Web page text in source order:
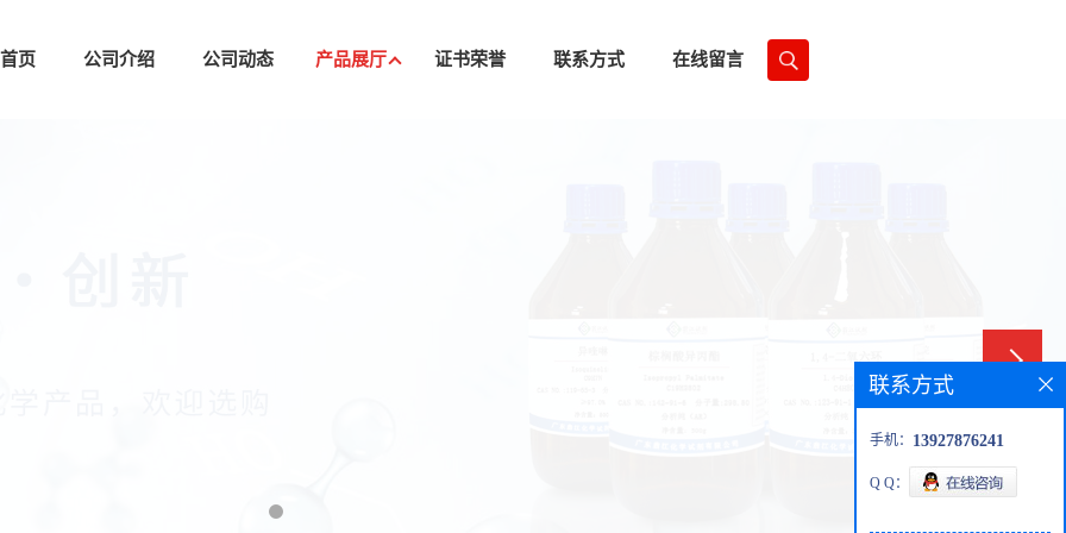
页 公司介绍 公司动态 产品展厅 证书荣誉 联系方式 在线留言
联系方式
手机： 13927876241
Q Q：